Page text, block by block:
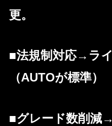
更。
■法規制対応→ラ
（AUTOが標準）
■グレード数削減